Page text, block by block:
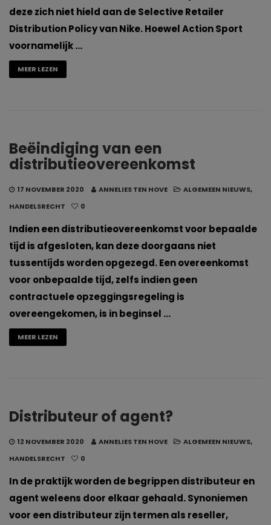
deze zich niet hield aan de Selective Retailer
Distribution Policy van Nike. Hoewel Action Sport
voornamelijk …
MEER LEZEN
Beëindiging van een
distributieovereenkomst
17 NOVEMBER 2020 ANNELIES TEN HOVE ALGEMEEN NIEUWS,
HANDELSRECHT
0
Indien een distributieovereenkomst voor bepaalde
tijd is afgesloten, kan deze doorgaans niet
tussentijds worden opgezegd. Een overeenkomst
voor onbepaalde tijd, zelfs indien geen
contractuele opzeggingsregeling is
overeengekomen, is in beginsel …
MEER LEZEN
Distributeur of agent?
12 NOVEMBER 2020 ANNELIES TEN HOVE ALGEMEEN NIEUWS,
HANDELSRECHT
0
In de praktijk worden de begrippen distributeur en
agent weleens door elkaar gehaald. Synoniemen
voor een distributeur zijn termen als reseller,